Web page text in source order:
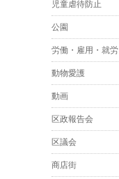
児童虐待防止
公園
労働・雇用・就労
動物愛護
動画
区政報告会
区議会
商店街